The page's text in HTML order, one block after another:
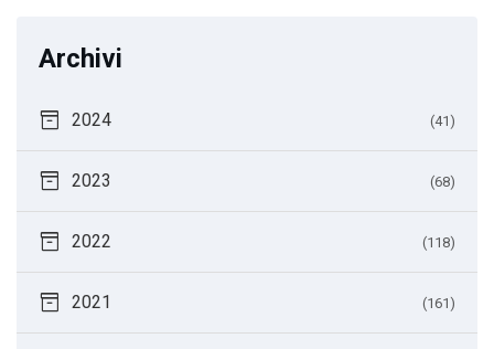
Archivi
inventory_2 2024 (41)
inventory_2 2023 (68)
inventory_2 2022 (118)
inventory_2 2021 (161)